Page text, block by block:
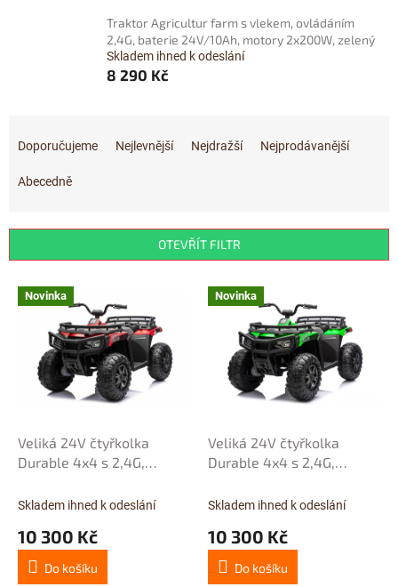
Traktor Agricultur farm s vlekem, ovládáním
2,4G, baterie 24V/10Ah, motory 2x200W, zelený
Skladem ihned k odeslání
8 290 Kč
r
Doporučujeme Nejlevnější Nejdražší Nejprodávanější
Abecedně
OTEVŘÍT FILTR
V Novinka
Veliká 24V čtyřkolka
Durable 4x4 s 2,4G,
největší kapacitou
24V/200W, červená
Skladem ihned k odeslání
10 300 Kč
Do košíku
Novinka
Veliká 24V čtyřkolka
Durable 4x4 s 2,4G,
největší kapacitou
24V/200W, zelená
Skladem ihned k odeslání
10 300 Kč
Do košíku